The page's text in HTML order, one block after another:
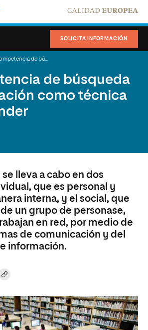
SOLICITA INFORMACIÓN
de búsqueda
como técnica
se lleva a cabo en dos
que es personal y
interna, y el social, que
un grupo de personase,
en red, por medio de
de comunicación y del
información.